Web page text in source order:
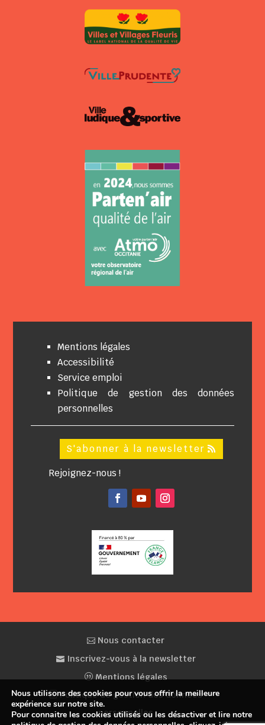
Mentions légales
Accessibilité
Service emploi
Politique de gestion des données
personnelles
S'abonner à la newsletter
Rejoignez-nous !
Nous contacter
Inscrivez-vous à la newsletter
Mentions légales
Politique de gestion des données
personnelles
Nous utilisons des cookies pour vous offrir la meilleure
expérience sur notre site.
Pour connaitre les cookies utilisés ou les désactiver et lire notre